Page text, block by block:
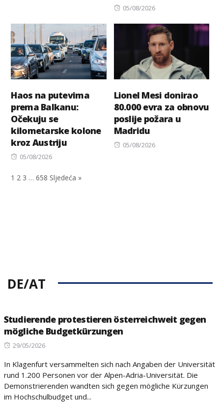
Posted
05/08/2026
Haos na putevima
prema Balkanu:
Očekuju se
kilometarske kolone
kroz Austriju
Posted
05/08/2026
Lionel Mesi donirao
80.000 evra za obnovu
poslije požara u
Madridu
Posted
05/08/2026
1 2 3 … 658 Sljedeća »
DE/AT
Studierende protestieren österreichweit gegen
mögliche Budgetkürzungen
Posted
29/05/2026
In Klagenfurt versammelten sich nach Angaben der Universität
rund 1.200 Personen vor der Alpen-Adria-Universität. Die
Demonstrierenden wandten sich gegen mögliche Kürzungen
im Hochschulbudget und...